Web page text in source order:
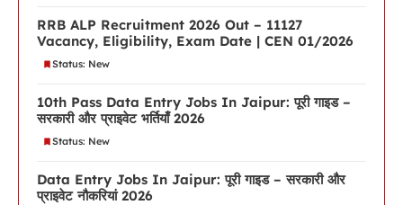
RRB ALP Recruitment 2026 Out – 11127
Vacancy, Eligibility, Exam Date | CEN 01/2026
Status: New
10th Pass Data Entry Jobs In Jaipur: पूरी गाइड –
सरकारी और प्राइवेट भर्तियाँ 2026
Status: New
Data Entry Jobs In Jaipur: पूरी गाइड – सरकारी और
प्राइवेट नौकरियां 2026